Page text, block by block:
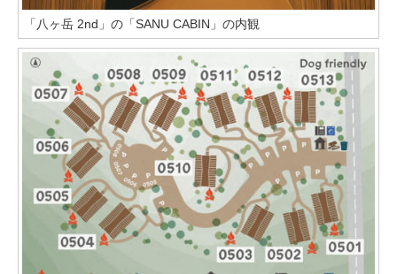
「八ヶ岳 2nd」の「SANU CABIN」の内観